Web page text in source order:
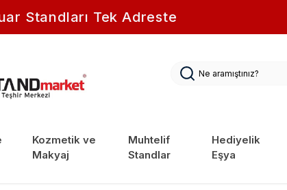
Standları Tek Adreste
Kozmetik ve
Makyaj
Muhtelif
Standlar
Hediyelik
Eşya